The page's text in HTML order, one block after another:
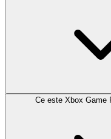
Ce este Xbox Game